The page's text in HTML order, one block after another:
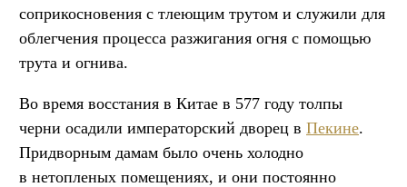
соприкосновения с тлеющим трутом и служили для
облегчения процесса разжигания огня с помощью
трута и огнива.
Во время восстания в Китае в 577 году толпы
черни осадили императорский дворец в Пекине.
Придворным дамам было очень холодно
в нетопленых помещениях, и они постоянно